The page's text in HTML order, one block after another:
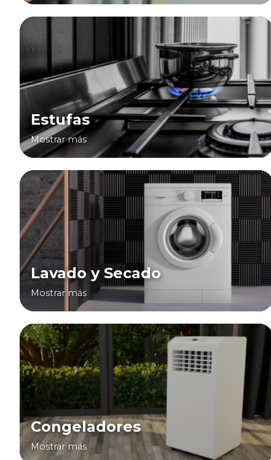
Estufas
Mostrar más
Lavado y Secado
Mostrar más
Congeladores
Mostrar más